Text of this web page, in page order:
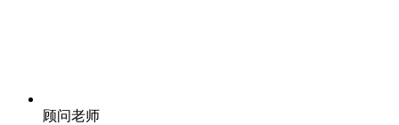
顾问老师